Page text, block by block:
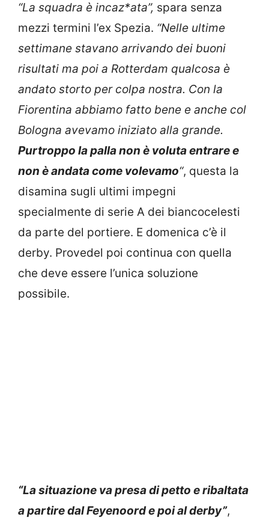
“La squadra è incaz*ata”, spara senza
mezzi termini l’ex Spezia. “Nelle ultime
settimane stavano arrivando dei buoni
risultati ma poi a Rotterdam qualcosa è
andato storto per colpa nostra. Con la
Fiorentina abbiamo fatto bene e anche col
Bologna avevamo iniziato alla grande.
Purtroppo la palla non è voluta entrare e
non è andata come volevamo“, questa la
disamina sugli ultimi impegni
specialmente di serie A dei biancocelesti
da parte del portiere. E domenica c’è il
derby. Provedel poi continua con quella
che deve essere l’unica soluzione
possibile.
“La situazione va presa di petto e ribaltata
a partire dal Feyenoord e poi al derby”,